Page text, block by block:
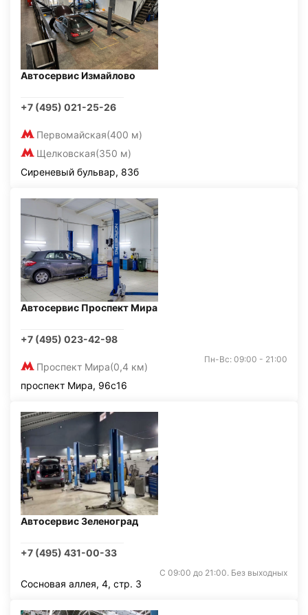
Автосервис Измайлово
+7 (495) 021-25-26
Первомайская(400 м)
Щелковская(350 м)
Сиреневый бульвар, 83б
Автосервис Проспект Мира
+7 (495) 023-42-98
Проспект Мира(0,4 км)
Пн-Вс: 09:00 - 21:00
проспект Мира, 96с16
Автосервис Зеленоград
+7 (495) 431-00-33
С 09:00 до 21:00. Без выходных
Сосновая аллея, 4, стр. 3